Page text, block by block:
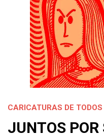
CARICATURAS DE
JUNTOS POR